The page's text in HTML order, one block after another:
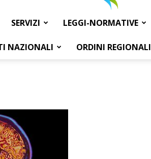
SERVIZI LEGGI-NORMATIVE
NAZIONALI ORDINI REGIONALI